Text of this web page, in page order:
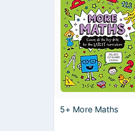
5+ More Maths